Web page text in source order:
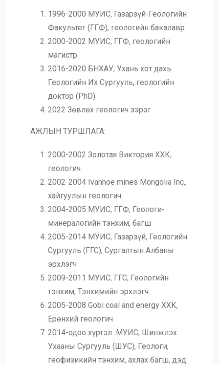
1996-2000 МУИС, Газарзүй-Геологийн
Факультет (ГГФ), геологийн бакалавр
2000-2002 МУИС, ГГФ, геологийн
магистр
2016-2020 БНХАУ, Ухань хот дахь
Геологийн Их Сургууль, геологийн
доктор (PhD)
2022 Зөвлөх геологич зэрэг
АЖЛЫН ТУРШЛАГА:
2000-2002 Золотая Виктория ХХК,
геологич
2002-2004 Ivanhoe mines Mongolia Inc.,
хайгуулын геологич
2004-2005 МУИС, ГГФ, Геологи-
минералогийн тэнхим, багш
2005-2014 МУИС, Газарзүй, Геологийн
Сургууль (ГГС), Сургалтын Албаны
эрхлэгч
2009-2011 МУИС, ГГС, Геологийн
тэнхим, Тэнхимийн эрхлэгч
2005-2008 Gobi coal and energy ХХК,
Ерөнхий геологич
2014-одоо хүртэл МУИС, Шинжлэх
Ухааны Сургууль (ШУС), Геологи,
геофизикийн тэнхим, ахлах багш, дэд